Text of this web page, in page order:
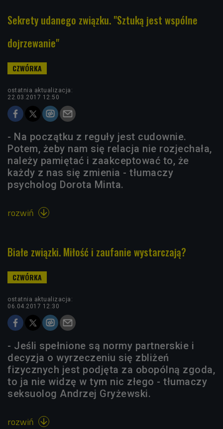
Sekrety udanego związku. "Sztuką jest wspólne
dojrzewanie"
ostatnia aktualizacja:
22.03.2017 12:50
- Na początku z reguły jest cudownie.
Potem, żeby nam się relacja nie rozjechała,
należy pamiętać i zaakceptować to, że
każdy z nas się zmienia - tłumaczy
psycholog Dorota Minta.
rozwiń 
Białe związki. Miłość i zaufanie wystarczają?
ostatnia aktualizacja:
06.04.2017 12:30
- Jeśli spełnione są normy partnerskie i
decyzja o wyrzeczeniu się zbliżeń
fizycznych jest podjęta za obopólną zgoda,
to ja nie widzę w tym nic złego - tłumaczy
seksuolog Andrzej Gryżewski.
rozwiń 